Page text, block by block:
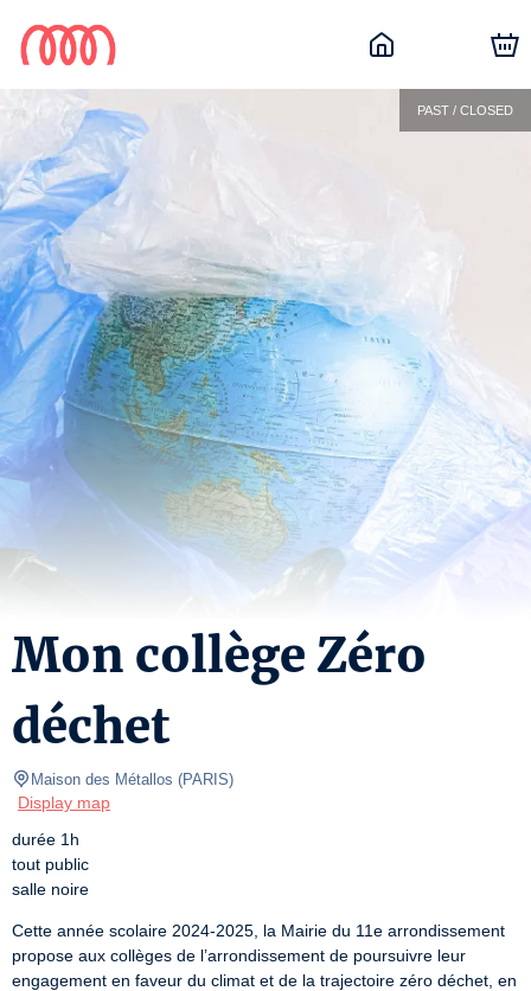
PAST / CLOSED
Mon collège Zéro
déchet
Maison des Métallos (PARIS)
Display map
durée 1h
tout public
salle noire
Cette année scolaire 2024-2025, la Mairie du 11e arrondissement
propose aux collèges de l’arrondissement de poursuivre leur
engagement en faveur du climat et de la trajectoire zéro déchet, en